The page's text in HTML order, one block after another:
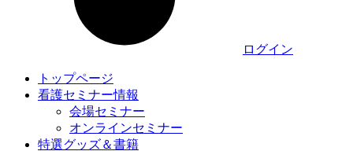
ログイン
トップページ
看護セミナー情報
会場セミナー
オンラインセミナー
特選グッズ＆書籍